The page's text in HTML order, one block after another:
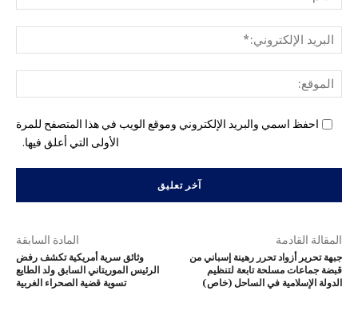
احفظ اسمي والبريد الإلكتروني وموقع الويب في هذا المتصفح للمرة
الأولى التي أعلق فيها.
المادة السابقة
وثائق سرية أمريكية تكشف رفض
الرئيس الموريتاني السابق ولد الطايع
تسوية قضية الصحراء الغربية
المقالة القادمة
جبهة تحرير أزواد تحرر رهينة إسباني من
قبضة جماعات مسلحة تابعة لتنظيم
الدولة الإسلامية في الساحل (خاص)